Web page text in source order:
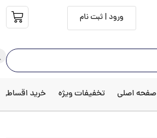
ورود | ثبت نام
صفحه اصلی تخفیفات ویژه خرید اقساطی